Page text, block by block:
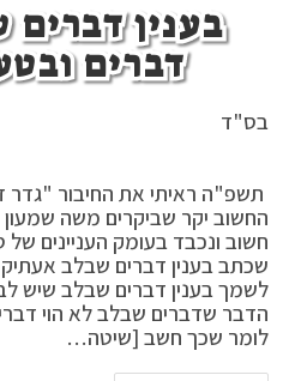
לא
,
דין
שמחה
בשבת
בענין
דברים
בס"ד
תשפ"ה ראיתי את החיבור "גדר
החשוב יקר שביקרים משה שמעון
חשוב ונכבד בעומק העניינים
שכתב בענין דברים שבלב
לשמך בענין דברים שבלב שיש
הדבר שדברים שבלב לא הוי
לומר שכך חשב [שיטה…